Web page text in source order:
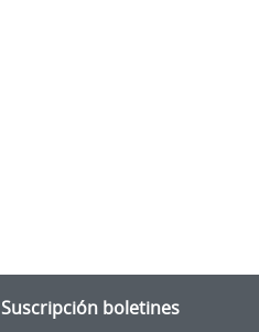
Suscripción boletines